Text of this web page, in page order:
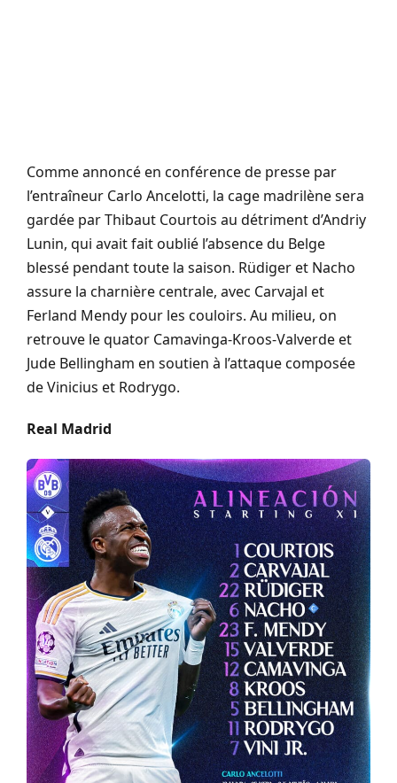
Comme annoncé en conférence de presse par
l’entraîneur Carlo Ancelotti, la cage madrilène sera
gardée par Thibaut Courtois au détriment d’Andriy
Lunin, qui avait fait oublié l’absence du Belge
blessé pendant toute la saison. Rüdiger et Nacho
assure la charnière centrale, avec Carvajal et
Ferland Mendy pour les couloirs. Au milieu, on
retrouve le quator Camavinga-Kroos-Valverde et
Jude Bellingham en soutien à l’attaque composée
de Vinicius et Rodrygo.
Real Madrid